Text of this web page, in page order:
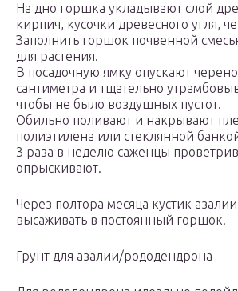
На дно горшка укладывают слой
кирпич, кусочки древесного угля,
Заполнить горшок почвенной
для растения.
В посадочную ямку опускают
сантиметра и тщательно
чтобы не было воздушных пустот.
Обильно поливают и накрывают
полиэтилена или стеклянной
3 раза в неделю саженцы
опрыскивают.
Через полтора месяца кустик
высаживать в постоянный горшок.
Грунт для азалии/рододендрона